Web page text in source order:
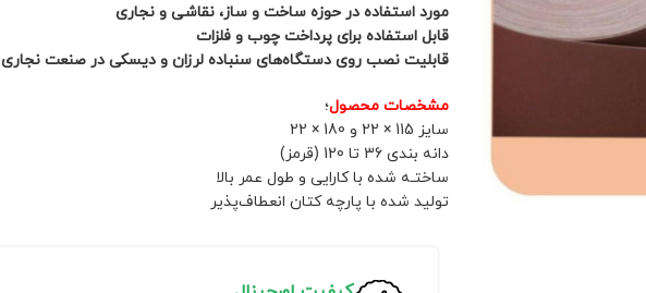
مورد استفاده در حوزه ساخت و ساز، نقاشی و نجاری
قابل استفاده برای پرداخت چوب و فلزات
قابلیت نصب روی دستگاه‌های سنباده لرزان و دیسکی در صنعت نجاری
مشخصات محصول؛
سایز 115 × 22 و 180 × 22
دانه بندی 36 تا 120 (قرمز)
ساختـه شد‌ه با کارایی و طول عمر بالا
تولید شد‌ه با پارچه کتان انعطاف‌پذیر